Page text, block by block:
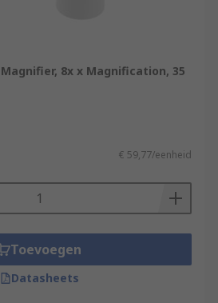
8x x Magnification, 35
€ 59,77/eenheid
Toevoegen
Datasheets